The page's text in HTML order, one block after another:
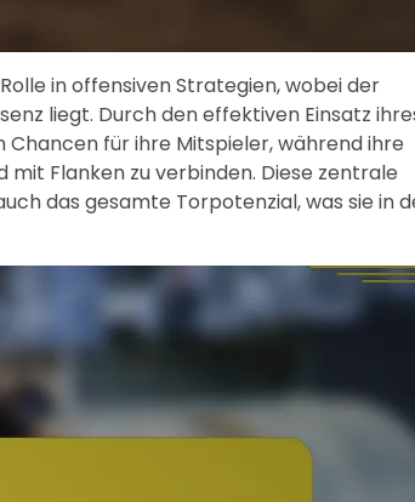
in offensiven Strategien, wobei der
liegt. Durch den effektiven Einsatz
Chancen für ihre Mitspieler, während ihre
Flanken zu verbinden. Diese zentrale
das gesamte Torpotenzial, was sie in